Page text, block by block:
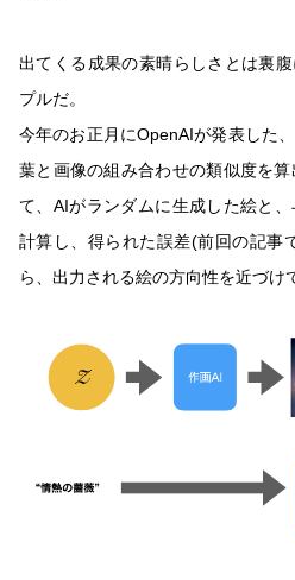
出てくる成果の素晴らしさとは裏
プルだ。
今年のお正月にOpenAIが発表した
葉と画像の組み合わせの類似度を
て、AIがランダムに生成した絵と
計算し、得られた誤差(前回の記事
ら、出力される絵の方向性を近づけ